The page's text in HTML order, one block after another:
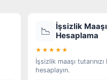
📉
İşsizlik Maaşı
Hesaplama
★★★★★
İşsizlik maaşı tutarınızı
hesaplayın.